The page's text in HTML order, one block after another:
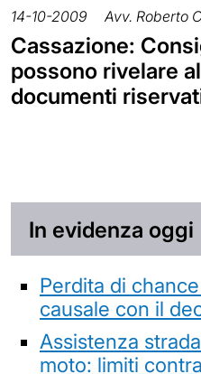
14-10-2009 Avv. Roberto
Cassazione:
possono rivelare
documenti
In evidenza oggi
Perdita di
causale con il
Assistenza
moto: limiti